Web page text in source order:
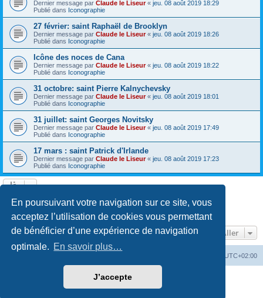
En poursuivant votre navigation sur ce site, vous
acceptez l’utilisation de cookies vous permettant
de bénéficier d’une expérience de navigation
optimale. En savoir plus…
J’accepte
Dernier message par Claude le Liseur« jeu. 08 août 2019 18:29
Publié dans Iconographie
27 février: saint Raphaël de Brooklyn
Dernier message par Claude le Liseur« jeu. 08 août 2019 18:26
Publié dans Iconographie
Icône des noces de Cana
Dernier message par Claude le Liseur« jeu. 08 août 2019 18:22
Publié dans Iconographie
31 octobre: saint Pierre Kalnychevsky
Dernier message par Claude le Liseur« jeu. 08 août 2019 18:01
Publié dans Iconographie
31 juillet: saint Georges Novitsky
Dernier message par Claude le Liseur« jeu. 08 août 2019 17:49
Publié dans Iconographie
17 mars : saint Patrick d'Irlande
Dernier message par Claude le Liseur« jeu. 08 août 2019 17:23
Publié dans Iconographie
Page1sur20
3
Aller
UTC+02:00
phpBB® Forum Software © phpBB Limited
©